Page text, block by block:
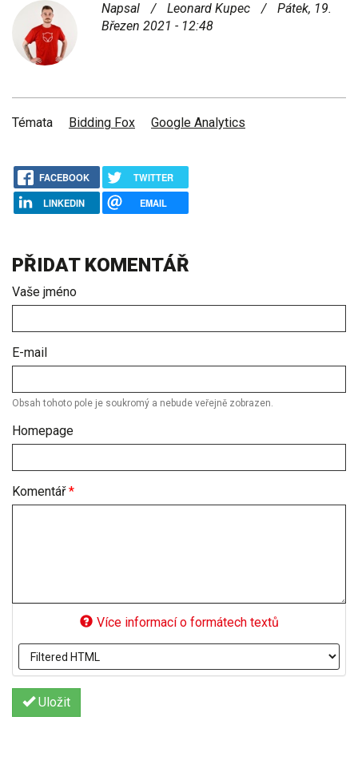
Napsal / Leonard Kupec /
Pátek, 19.
Březen 2021 - 12:48
Témata Bidding Fox Google Analytics
FACEBOOK
TWITTER
LINKEDIN
EMAIL
PŘIDAT KOMENTÁŘ
Vaše jméno
E-mail
Obsah tohoto pole je soukromý a nebude veřejně zobrazen.
Homepage
Komentář*
Více informací o formátech textů
Uložit